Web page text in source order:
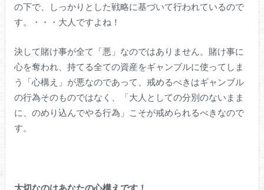
の下で、しっかりとした戦略に基づいて行われているので
す。・・・大人ですよね！
決して賭け事が全て「悪」なのではありません。賭け事に
心を奪われ、持てる全ての資産をギャンブルに使ってしま
う「心構え」が悪なのであって、戒めるべきはギャンブル
の行為そのものではなく、「大人としての分別のないまま
に、のめり込んでやる行為」こそが戒められるべきなので
す。
大切なのはあなたの心構えです！